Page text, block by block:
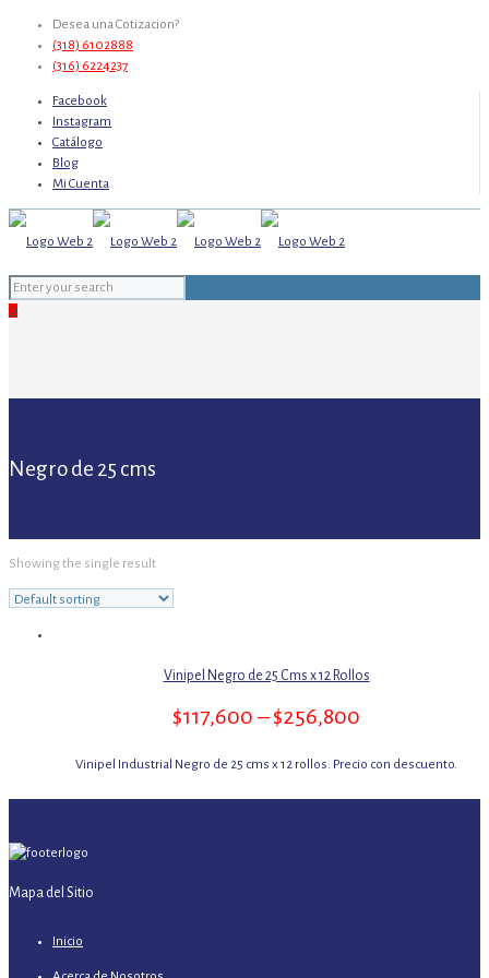
Desea una Cotizacion?
(318) 6102888
(316) 6224237
Facebook
Instagram
Catálogo
Blog
Mi Cuenta
0
Negro de 25 cms
Showing the single result
Vinipel Negro de 25 Cms x 12 Rollos
$117,600 –$256,800
Vinipel Industrial Negro de 25 cms x 12 rollos. Precio con descuento.
Mapa del Sitio
Inicio